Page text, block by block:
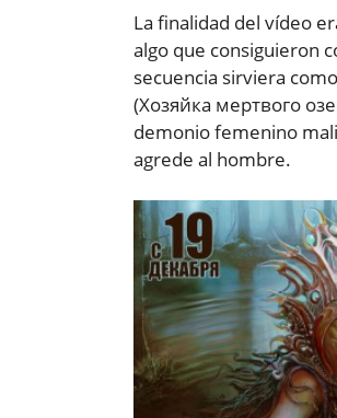
La finalidad del vídeo
algo que consiguieron
secuencia sirviera
(Хозяйка мертвого
demonio femenino
agrede al hombre.